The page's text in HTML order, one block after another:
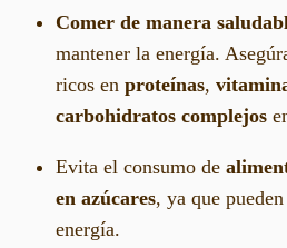
Comer de manera
mantener la energía.
ricos en proteínas,
carbohidratos complejos
Evita el consumo de
en azúcares, ya que
energía.